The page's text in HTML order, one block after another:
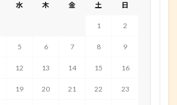
水 木 金 土 日
1 2
5 6 7 8 9
12 13 14 15 16
19 20 21 22 23